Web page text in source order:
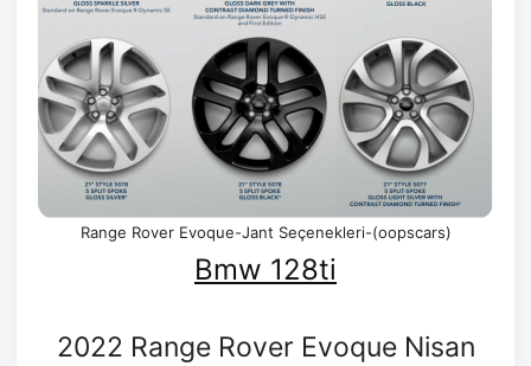
Range Rover Evoque-Jant Seçenekleri-(oopscars)
Bmw 128ti
2022 Range Rover Evoque Nisan